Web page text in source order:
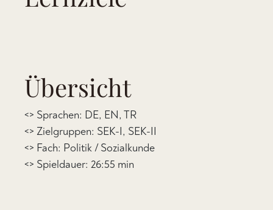
Übersicht
<> Sprachen: DE, EN, TR
<> Zielgruppen: SEK-I, SEK-II
<> Fach: Politik / Sozialkunde
<> Spieldauer: 26:55 min